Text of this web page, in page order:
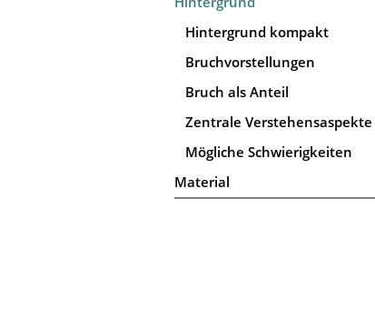
Hintergrund kompakt
Bruchvorstellungen
Bruch als Anteil
Zentrale Verstehensaspekte
Mögliche Schwierigkeiten
Material